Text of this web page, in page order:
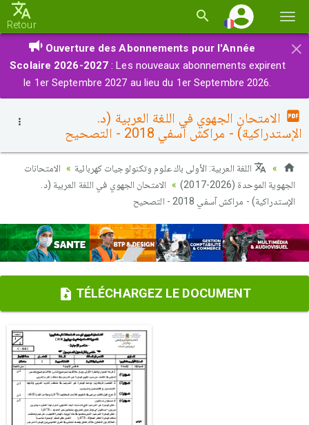
la
Retour
×
Ouverture des Abonnements pour l'Année
Scolaire 2026-2027 : Les nouveaux abonnements expirent
le 1er Septembre 2027 au lieu du 1er Septembre 2026.
الامتحان الجهوي في اللغة العربية (د.
الإستدراكية) - مراكش آسفي 2018 - التصحيح
اللغة العربية: الأولى باك علوم وتكنولوجيات كهربائية
الامتحانات
الجهوية الموحدة (2026-2017)
الامتحان الجهوي في اللغة العربية (د.
الإستدراكية) - مراكش آسفي 2018 - التصحيح
TÉLÉCHARGEZ LE DOCUMENT